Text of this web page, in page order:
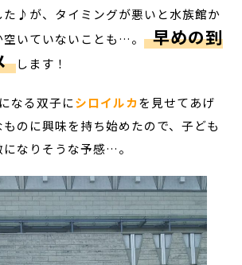
た♪が、タイミングが悪いと水族館か
空いていないことも…。 早めの到
します！
なる双子にシロイルカを見せてあげ
のに興味を持ち始めたので、子ども
なりそうな予感…。